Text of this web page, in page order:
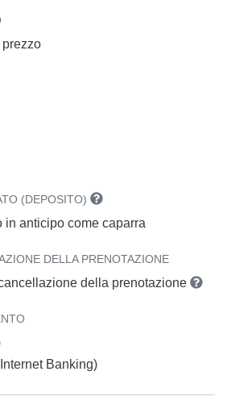
prezzo
(DEPOSITO)
in anticipo come caparra
DELLA PRENOTAZIONE
della prenotazione
Banking)